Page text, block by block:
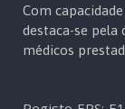
Com
destaca-se pela
médicos